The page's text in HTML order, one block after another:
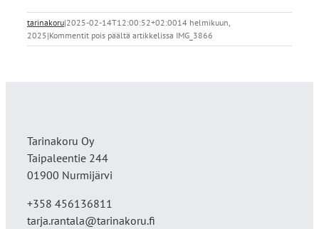
tarinakoru|2025-02-14T12:00:52+02:0014 helmikuun,
2025|Kommentit pois päältä artikkelissa IMG_3866
Tarinakoru Oy
Taipaleentie 244
01900 Nurmijärvi
+358 456136811
tarja.rantala@tarinakoru.fi